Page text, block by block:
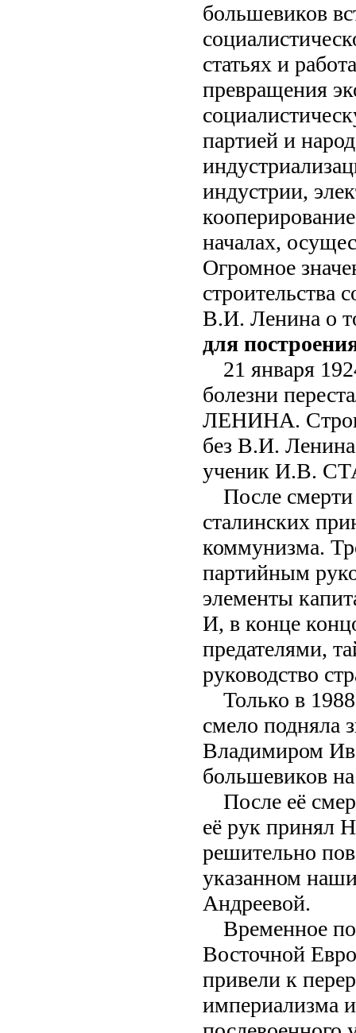
большевиков
статьях и
превращения
партией и
индустрии,
началах,
Огромное
строительства
В.И. Ленина о
для
21 января
болезни
ЛЕНИНА.
без В.И.
ученик И.В.
После
сталинских
коммунизма.
партийным
элементы
И, в конце
предателями,
руководство
Только в
смело подняла
Владимиром
большевиков
После её
её рук принял
решительно
указанном
Андреевой.
Временное
Восточной
привели к
империализма